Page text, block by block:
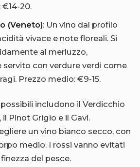
€14-20.
(Veneto): Un vino dal profilo
vivace e note floreali. Si
al merluzzo,
con verdure verdi come
Prezzo medio: €9-15.
includono il Verdicchio
il Pinot Grigio e il Gavi.
un vino bianco secco, con
medio. I rossi vanno evitati
del pesce.